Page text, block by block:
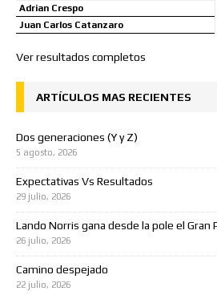
Adrian Crespo
Juan Carlos Catanzaro
Ver resultados completos
ARTÍCULOS MAS RECIENTES
Dos generaciones (Y y Z)
5 agosto, 2026
Expectativas Vs Resultados
29 julio, 2026
Lando Norris gana desde la pole el Gran
26 julio, 2026
Camino despejado
22 julio, 2026